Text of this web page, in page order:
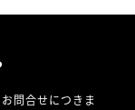
問合せにつきま